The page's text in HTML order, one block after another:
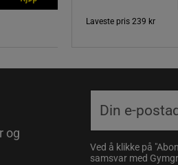
Laveste pris 239 kr
og
Ved å klikke på
samsvar med